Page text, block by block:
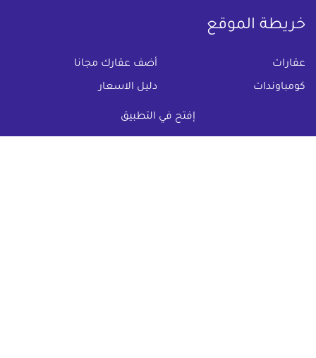
إفتح في التطبيق
خريطة الموقع
عقارات أضف عقارك مجانا
كومباوندات دليل الاسعار
عن عقار يا مصر
س & ج تواصل معنا